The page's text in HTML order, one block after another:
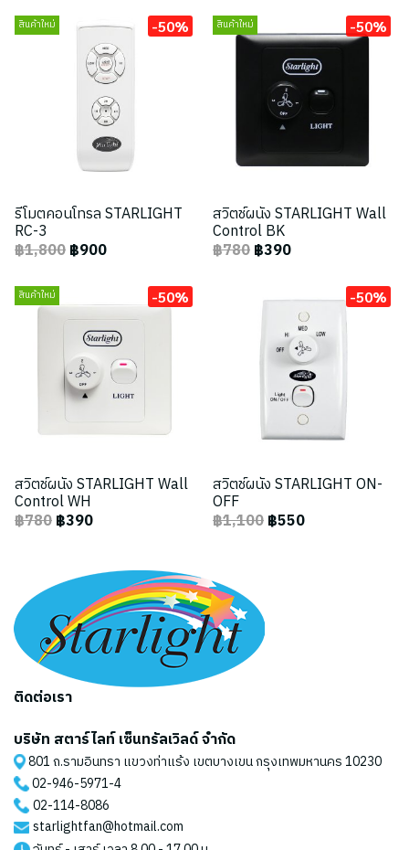
สินค้าใหม่ -50%
รีโมตคอนโทรล STARLIGHT
RC-3
฿1,800฿900
สินค้าใหม่ -50%
สวิตช์ผนัง STARLIGHT Wall
Control BK
฿780฿390
สินค้าใหม่ -50%
สวิตช์ผนัง STARLIGHT Wall
Control WH
฿780฿390
-50%
สวิตช์ผนัง STARLIGHT ON-
OFF
฿1,100฿550
ติดต่อเรา
บริษัท สตาร์ไลท์ เซ็นทรัลเวิลด์ จำกัด
801 ถ.รามอินทรา แขวงท่าแร้ง เขตบางเขน กรุงเทพมหานคร 10230
02-946-5971-4
02-114-8086
starlightfan@hotmail.com